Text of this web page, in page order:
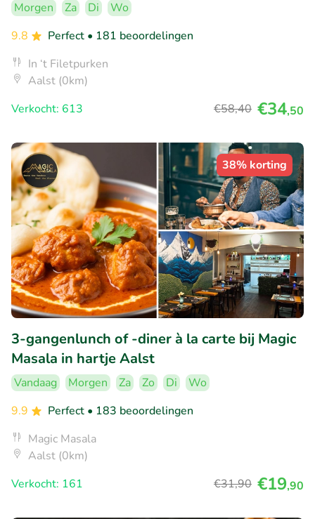
Morgen Za Di
Wo
9.8
Perfect • 181 beoordelingen
In ‘t Filetpurken
Aalst (0km)
Verkocht: 613
€58,40 €34,50
38% korting
3-gangenlunch of -diner à la carte bij Magic
Masala in hartje Aalst
Vandaag Morgen Za Zo Di
Wo
9.9
Perfect • 183 beoordelingen
Magic Masala
Aalst (0km)
Verkocht: 161
€31,90 €19,90